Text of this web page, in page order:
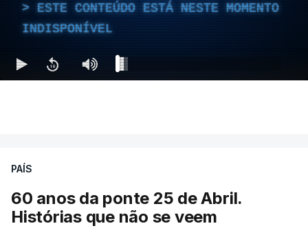
ESTE CONTEÚDO ESTÁ NESTE MOMENTO
INDISPONÍVEL
PAÍS
60 anos da ponte 25 de Abril.
Histórias que não se veem